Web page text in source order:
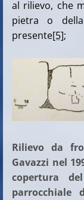
al rilievo, che
pietra o
presente[5];
Rilievo da
Gavazzi nel
copertura
parrocchiale